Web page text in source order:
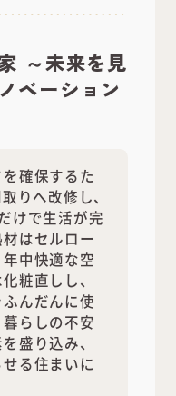
～未来を見
ベーション
確保するた
りへ改修し、
けで生活が完
はセルロー
中快適な空
粧直しし、
んだんに使
らしの不安
盛り込み、
る住まいに